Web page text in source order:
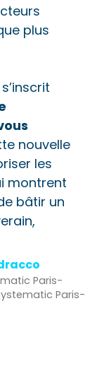
plus
nouvelle
les
montrent
bâtir un
Paris-
Paris-